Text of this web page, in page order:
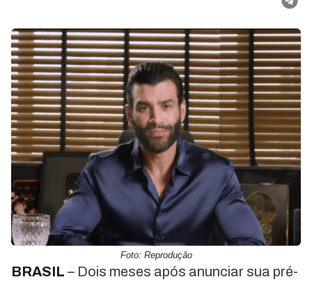
Foto: Reprodução
BRASIL – Dois meses após anunciar sua pré-